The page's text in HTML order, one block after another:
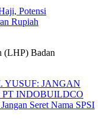
Potensi
Rupiah
(LHP) Badan
Seret Nama SPSI